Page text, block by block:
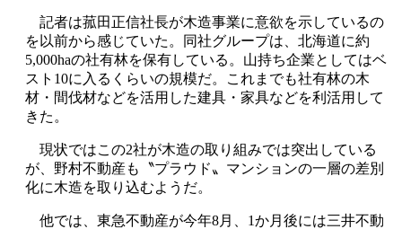
記者は菰田正信社長が木造事業に意欲を示しているの
を以前から感じていた。同社グループは、北海道に約
5,000haの社有林を保有している。山持ち企業としてはベ
スト10に入るくらいの規模だ。これまでも社有林の木
材・間伐材などを活用した建具・家具などを利活用して
きた。
現状ではこの2社が木造の取り組みでは突出している
が、野村不動産も〝プラウド〟マンションの一層の差別
化に木造を取り込むようだ。
他では、東急不動産が今年8月、1か月後には三井不動